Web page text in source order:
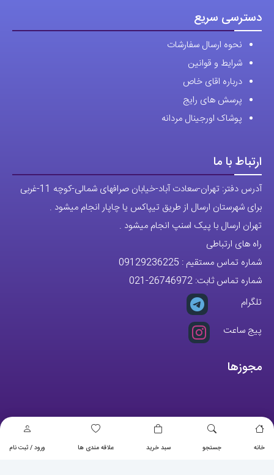
خانه جستجو سبد خرید علاقه مندی ها ورود / ثبت نام
انتخاب
دسترسی سریع
نحوه ارسال سفارشات
شرایط و قوانین
درباره اقای خاص
پرسش های رایج
پوشاک اورجینال مردانه
ارتباط با ما
آدرس دفتر: تهران-سعادت آباد-خیابان صرافهای شمالی-کوچه 11-غربی
برای شهرستان ارسال از طریق تیپاکس یا چاپار انجام میشود .
تهران ارسال با پیک اسنپ انجام میشود .
راه های ارتباطی
شماره تماس مستقیم : 09129236225
شماره تماس ثابت: 26746972
-021
تلگرام
پیج ساعت
مجوزها